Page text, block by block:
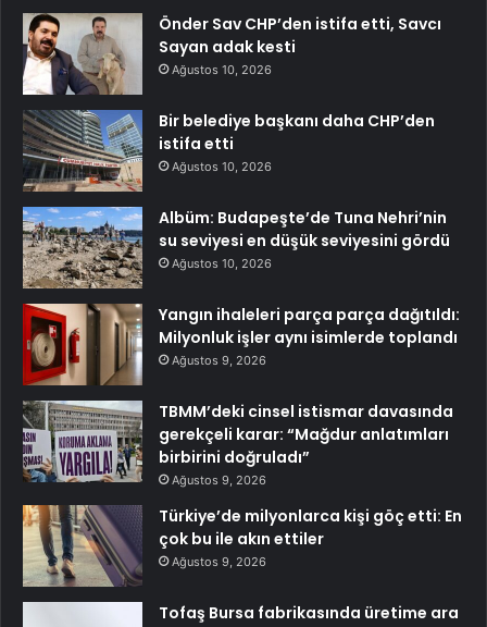
Önder Sav CHP’den istifa etti, Savcı
Sayan adak kesti
Ağustos 10, 2026
Bir belediye başkanı daha CHP’den
istifa etti
Ağustos 10, 2026
Albüm: Budapeşte’de Tuna Nehri’nin
su seviyesi en düşük seviyesini gördü
Ağustos 10, 2026
Yangın ihaleleri parça parça dağıtıldı:
Milyonluk işler aynı isimlerde toplandı
Ağustos 9, 2026
TBMM’deki cinsel istismar davasında
gerekçeli karar: “Mağdur anlatımları
birbirini doğruladı”
Ağustos 9, 2026
Türkiye’de milyonlarca kişi göç etti: En
çok bu ile akın ettiler
Ağustos 9, 2026
Tofaş Bursa fabrikasında üretime ara